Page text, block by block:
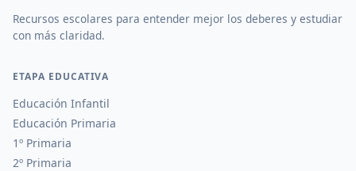
Recursos escolares para entender mejor los deberes y estudiar
con más claridad.
ETAPA EDUCATIVA
Educación Infantil
Educación Primaria
1º Primaria
2º Primaria